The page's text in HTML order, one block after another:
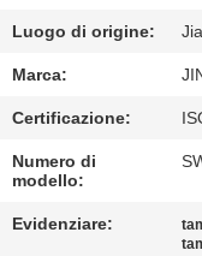
CASI
MAPPA
Luogo di origine:
Marca:
Certificazione:
Numero di
modello:
Evidenziare: